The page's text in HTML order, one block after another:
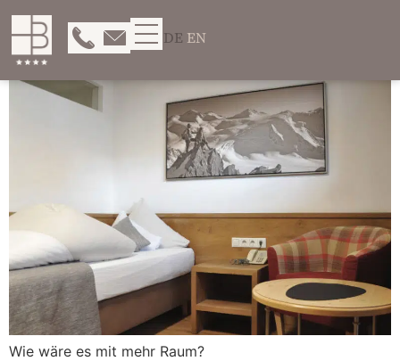
DE EN
Wie wäre es mit mehr Raum?